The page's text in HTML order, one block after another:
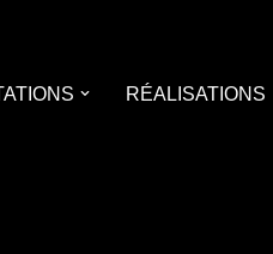
RÉALISATIONS